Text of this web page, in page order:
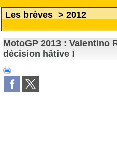
Les brèves > 2012
MotoGP 2013 : Valentino
décision hâtive !